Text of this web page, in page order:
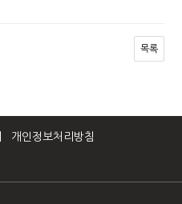
목록
개인정보처리방침